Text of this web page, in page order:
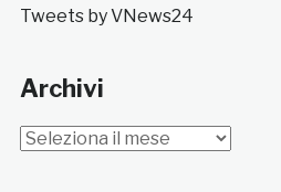
Tweets by VNews24
Archivi
Archivi